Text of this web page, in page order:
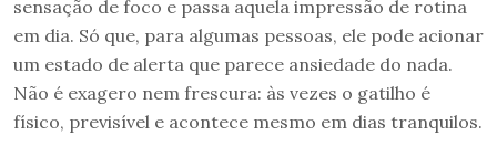
sensação de foco e passa aquela impressão de rotina
em dia. Só que, para algumas pessoas, ele pode acionar
um estado de alerta que parece ansiedade do nada.
Não é exagero nem frescura: às vezes o gatilho é
físico, previsível e acontece mesmo em dias tranquilos.